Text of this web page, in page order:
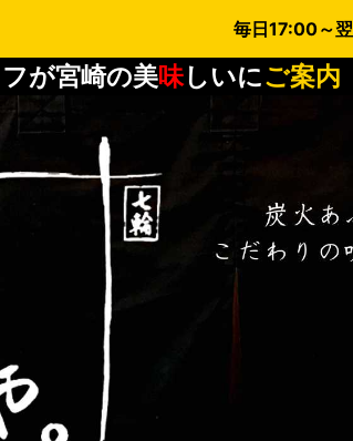
毎日17:00～
が宮崎の美味しいにご案内